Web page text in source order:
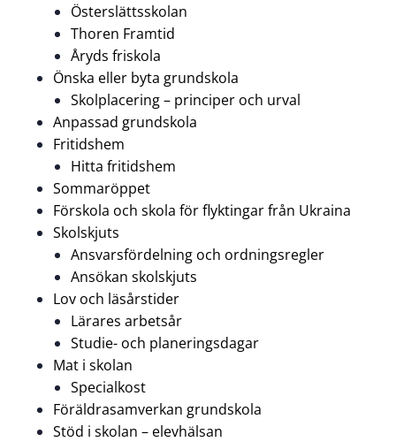
Österslättsskolan
Thoren Framtid
Åryds friskola
Önska eller byta grundskola
Skolplacering – principer och urval
Anpassad grundskola
Fritidshem
Hitta fritidshem
Sommaröppet
Förskola och skola för flyktingar från Ukraina
Skolskjuts
Ansvarsfördelning och ordningsregler
Ansökan skolskjuts
Lov och läsårstider
Lärares arbetsår
Studie- och planeringsdagar
Mat i skolan
Specialkost
Föräldrasamverkan grundskola
Stöd i skolan – elevhälsan